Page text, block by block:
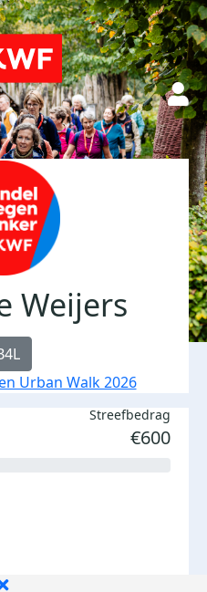
Weijers
Urban Walk 2026
Streefbedrag
€600